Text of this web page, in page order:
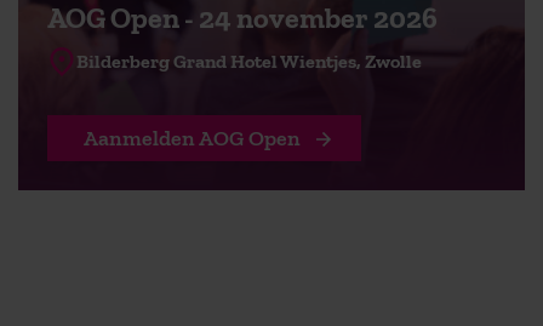
AOG Open - 24 november 2026
Bilderberg Grand Hotel Wientjes, Zwolle
Aanmelden AOG Open